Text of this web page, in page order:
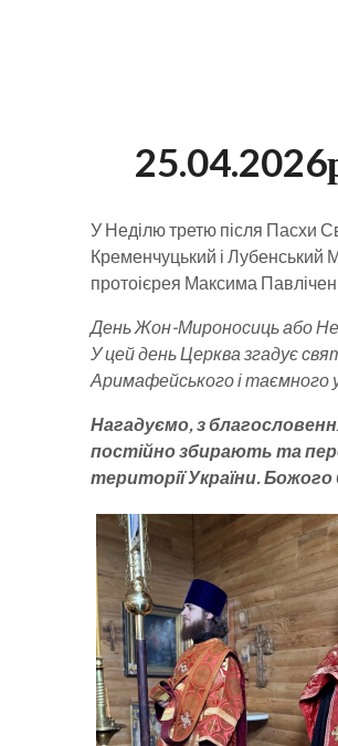
У Неділю третю після Пасхи
Кременчуцький і Лубенський
протоієрея Максима
День Жон-Мироносиць або
У цей день Церква згадує
Аримафейського і таємного
Нагадуємо, з
постійно збирають та
території України.